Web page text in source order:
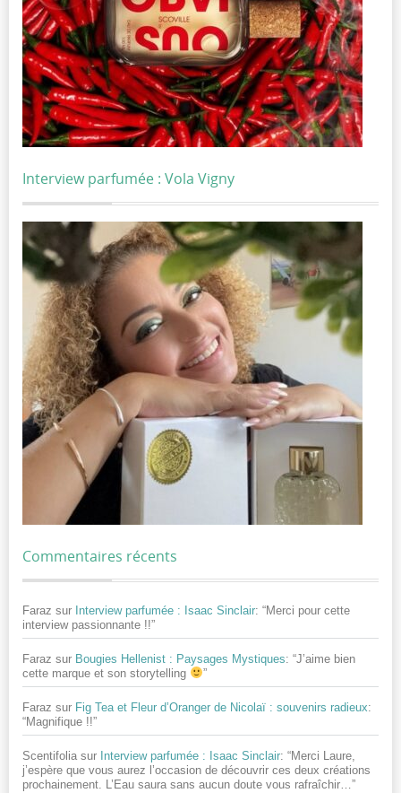
Interview parfumée : Vola Vigny
Commentaires récents
Faraz sur Interview parfumée : Isaac Sinclair: “Merci pour cette
interview passionnante !!”
Faraz sur Bougies Hellenist : Paysages Mystiques: “J’aime bien
cette marque et son storytelling
”
Faraz sur Fig Tea et Fleur d’Oranger de Nicolaï : souvenirs radieux:
“Magnifique !!”
Scentifolia sur Interview parfumée : Isaac Sinclair: “Merci Laure,
j’espère que vous aurez l’occasion de découvrir ces deux créations
prochainement. L’Eau saura sans aucun doute vous rafraîchir…”